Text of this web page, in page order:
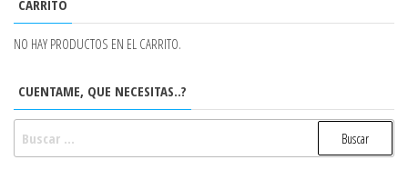
CARRITO
NO HAY PRODUCTOS EN EL CARRITO.
CUENTAME, QUE NECESITAS..?